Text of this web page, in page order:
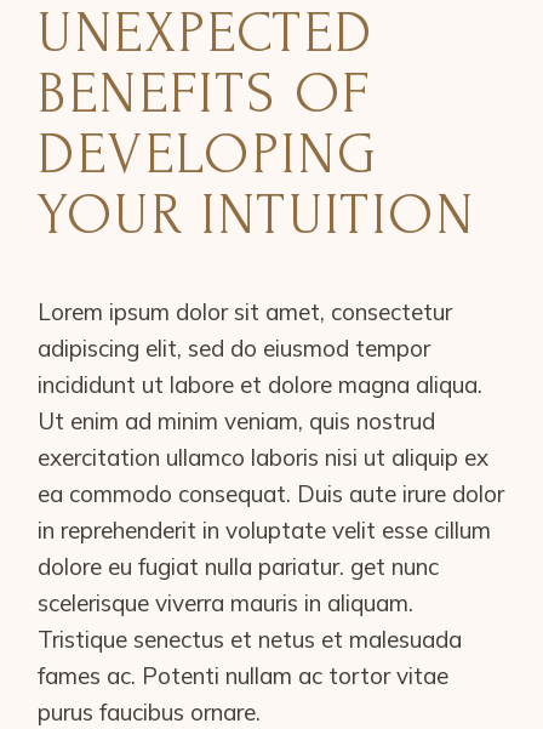
UNEXPECTED
BENEFITS OF
DEVELOPING
YOUR INTUITION
Lorem ipsum dolor sit amet, consectetur
adipiscing elit, sed do eiusmod tempor
incididunt ut labore et dolore magna aliqua.
Ut enim ad minim veniam, quis nostrud
exercitation ullamco laboris nisi ut aliquip ex
ea commodo consequat. Duis aute irure dolor
in reprehenderit in voluptate velit esse cillum
dolore eu fugiat nulla pariatur. get nunc
scelerisque viverra mauris in aliquam.
Tristique senectus et netus et malesuada
fames ac. Potenti nullam ac tortor vitae
purus faucibus ornare.